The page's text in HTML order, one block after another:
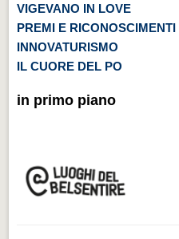
VIGEVANO IN LOVE
PREMI E RICONOSCIMENTI
INNOVATURISMO
IL CUORE DEL PO
in primo piano